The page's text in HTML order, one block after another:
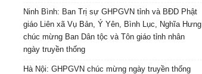
Ninh Bình: Ban Trị sự GHPGVN tỉnh và BĐD Phật
giáo Liên xã Vụ Bản, Ý Yên, Bình Lục, Nghĩa Hưng
chúc mừng Ban Dân tộc và Tôn giáo tỉnh nhân
ngày truyền thống
Hà Nội: GHPGVN chúc mừng ngày truyền thống